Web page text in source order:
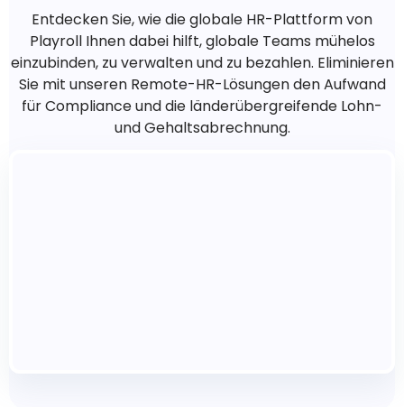
Entdecken Sie, wie die globale HR-Plattform von
Playroll Ihnen dabei hilft, globale Teams mühelos
einzubinden, zu verwalten und zu bezahlen. Eliminieren
Sie mit unseren Remote-HR-Lösungen den Aufwand
für Compliance und die länderübergreifende Lohn-
und Gehaltsabrechnung.